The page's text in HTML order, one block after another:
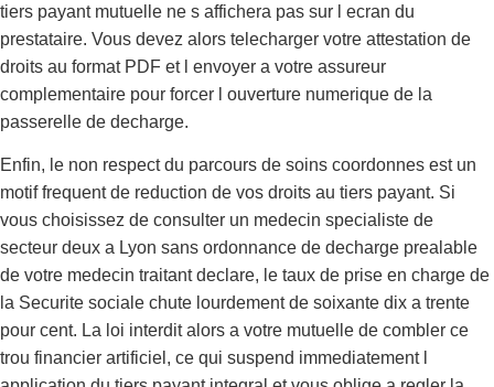
tiers payant mutuelle ne s affichera pas sur l ecran du
prestataire. Vous devez alors telecharger votre attestation de
droits au format PDF et l envoyer a votre assureur
complementaire pour forcer l ouverture numerique de la
passerelle de decharge.
Enfin, le non respect du parcours de soins coordonnes est un
motif frequent de reduction de vos droits au tiers payant. Si
vous choisissez de consulter un medecin specialiste de
secteur deux a Lyon sans ordonnance de decharge prealable
de votre medecin traitant declare, le taux de prise en charge de
la Securite sociale chute lourdement de soixante dix a trente
pour cent. La loi interdit alors a votre mutuelle de combler ce
trou financier artificiel, ce qui suspend immediatement l